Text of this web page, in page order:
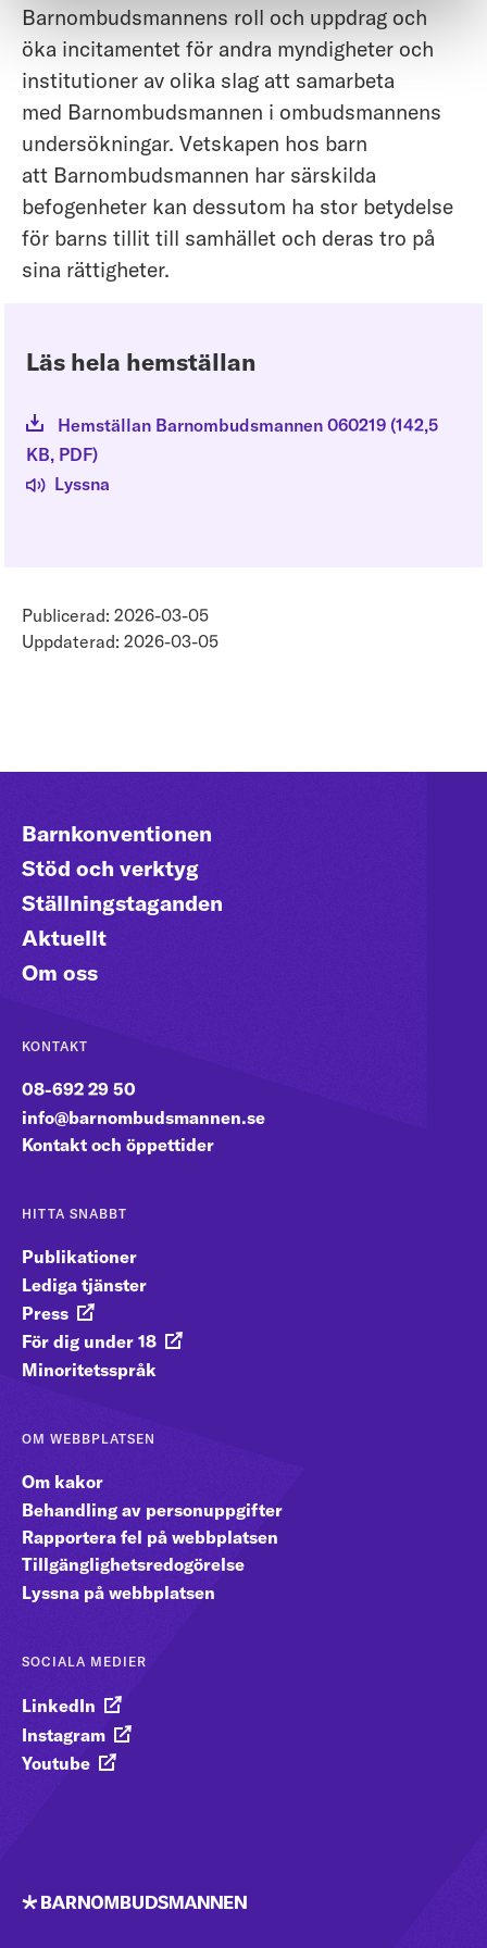
Barnombudsmannens roll och uppdrag och
öka incitamentet för andra myndigheter och
institutioner av olika slag att samarbeta
med Barnombudsmannen i ombudsmannens
undersökningar. Vetskapen hos barn
att Barnombudsmannen har särskilda
befogenheter kan dessutom ha stor betydelse
för barns tillit till samhället och deras tro på
sina rättigheter.
Läs hela hemställan
Hemställan Barnombudsmannen 060219 (142,5
KB, PDF)
Lyssna
Publicerad: 2026-03-05
Uppdaterad: 2026-03-05
Barnkonventionen
Stöd och verktyg
Ställningstaganden
Aktuellt
Om oss
KONTAKT
08-692 29 50
info@barnombudsmannen.se
Kontakt och öppettider
HITTA SNABBT
Publikationer
Lediga tjänster
Press
För dig under 18
Minoritetsspråk
OM WEBBPLATSEN
Om kakor
Behandling av personuppgifter
Rapportera fel på webbplatsen
Tillgänglighetsredogörelse
Lyssna på webbplatsen
SOCIALA MEDIER
LinkedIn
Instagram
Youtube